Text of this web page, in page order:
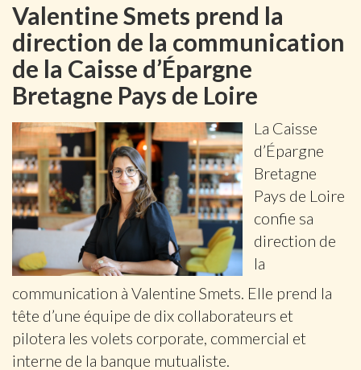
Valentine Smets prend la
direction de la communication
de la Caisse d’Épargne
Bretagne Pays de Loire
La Caisse
d’Épargne
Bretagne
Pays de Loire
confie sa
direction de
la
communication à Valentine Smets. Elle prend la
tête d’une équipe de dix collaborateurs et
pilotera les volets corporate, commercial et
interne de la banque mutualiste.